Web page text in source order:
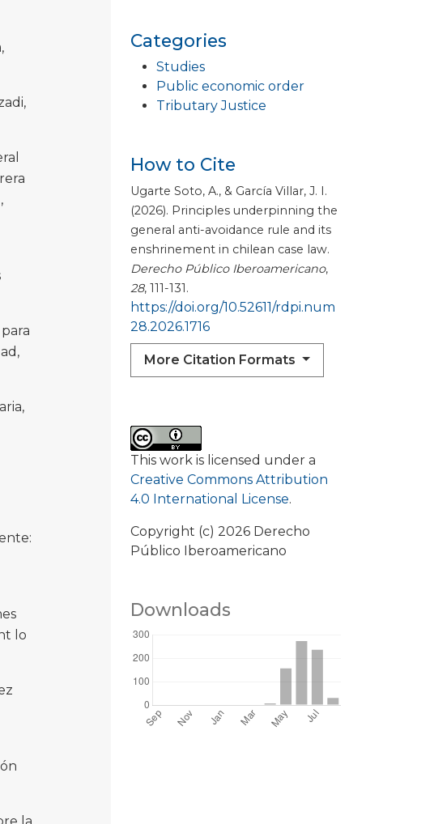
Categories
Studies
Public economic order
Tributary Justice
How to Cite
Ugarte Soto, A., & García Villar, J. I.
(2026). Principles underpinning the
general anti-avoidance rule and its
enshrinement in chilean case law.
Derecho Público Iberoamericano,
28, 111-131.
https://doi.org/10.52611/rdpi.num
28.2026.1716
More Citation Formats
This work is licensed under a
Creative Commons Attribution
4.0 International License.
Copyright (c) 2026 Derecho
Público Iberoamericano
Downloads
lo